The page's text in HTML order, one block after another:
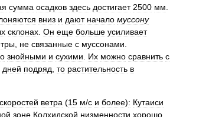
сумма осадков здесь достигает 2500 мм
вниз и дают начало муссону
склонах Он еще больше усиливает
не связанные с муссонами
знойными и сухими Их можно сравнить с
дней подряд то растительность в
скоростей ветра (15 м/с и более): Кутаиси
зоне Колхидской низменности хорошо